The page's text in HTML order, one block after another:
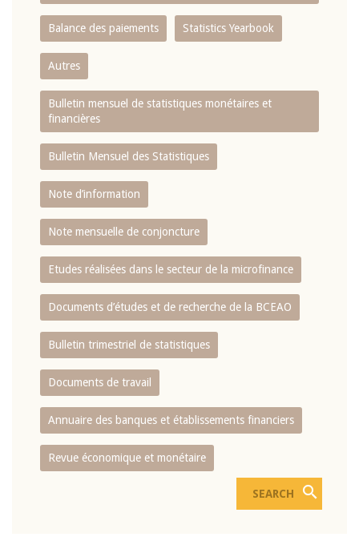
Balance des paiements Statistics Yearbook
Autres
Bulletin mensuel de statistiques monétaires et
financières
Bulletin Mensuel des Statistiques
Note d’information
Note mensuelle de conjoncture
Etudes réalisées dans le secteur de la microfinance
Documents d’études et de recherche de la BCEAO
Bulletin trimestriel de statistiques
Documents de travail
Annuaire des banques et établissements financiers
Revue économique et monétaire